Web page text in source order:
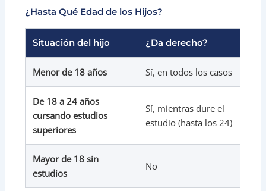
¿Hasta Qué Edad de los Hijos?
Situación del hijo ¿Da derecho?
Menor de 18 años Sí, en todos los casos
De 18 a 24 años
cursando estudios
superiores
Sí, mientras dure el
estudio (hasta los 24)
Mayor de 18 sin
estudios
No